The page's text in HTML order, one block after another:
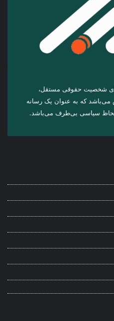
شخصیت حقوقی مستقل،
که به عنوان یک رسانه
لحاظ سیاسی بی‌طرف می‌باشد.